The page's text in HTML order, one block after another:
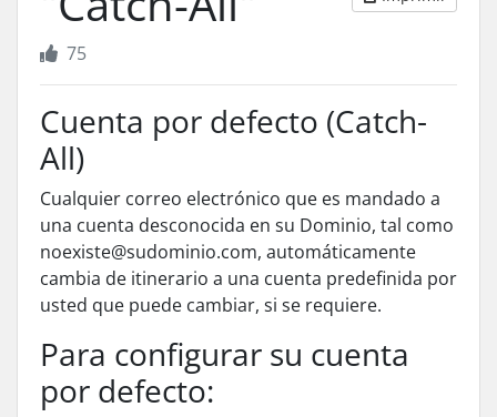
75
Cuenta por defecto (Catch-
All)
Cualquier correo electrónico que es mandado a
una cuenta desconocida en su Dominio, tal como
noexiste@sudominio.com, automáticamente
cambia de itinerario a una cuenta predefinida por
usted que puede cambiar, si se requiere.
Para configurar su cuenta
por defecto: